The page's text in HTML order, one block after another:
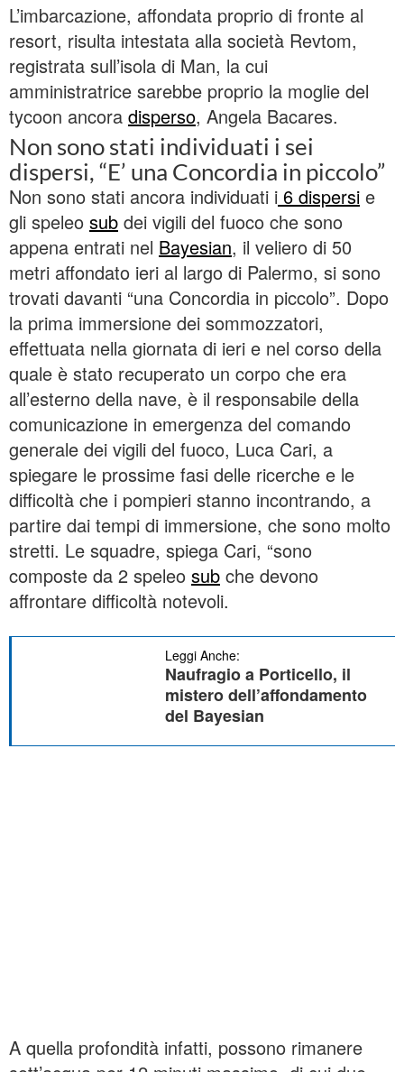
L’imbarcazione, affondata proprio di fronte al
resort, risulta intestata alla società Revtom,
registrata sull’isola di Man, la cui
amministratrice sarebbe proprio la moglie del
tycoon ancora disperso, Angela Bacares.
Non sono stati individuati i sei
dispersi, “E’ una Concordia in piccolo”
Non sono stati ancora individuati i 6 dispersi e
gli speleo sub dei vigili del fuoco che sono
appena entrati nel Bayesian, il veliero di 50
metri affondato ieri al largo di Palermo, si sono
trovati davanti “una Concordia in piccolo”. Dopo
la prima immersione dei sommozzatori,
effettuata nella giornata di ieri e nel corso della
quale è stato recuperato un corpo che era
all’esterno della nave, è il responsabile della
comunicazione in emergenza del comando
generale dei vigili del fuoco, Luca Cari, a
spiegare le prossime fasi delle ricerche e le
difficoltà che i pompieri stanno incontrando, a
partire dai tempi di immersione, che sono molto
stretti. Le squadre, spiega Cari, “sono
composte da 2 speleo sub che devono
affrontare difficoltà notevoli.
Leggi Anche:
Naufragio a Porticello, il
mistero dell’affondamento
del Bayesian
A quella profondità infatti, possono rimanere